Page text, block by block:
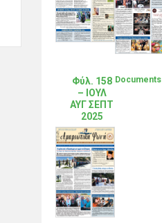
Φύλ. 158
– ΙΟΥΛ
ΑΥΓ ΣΕΠΤ
2025
Documents